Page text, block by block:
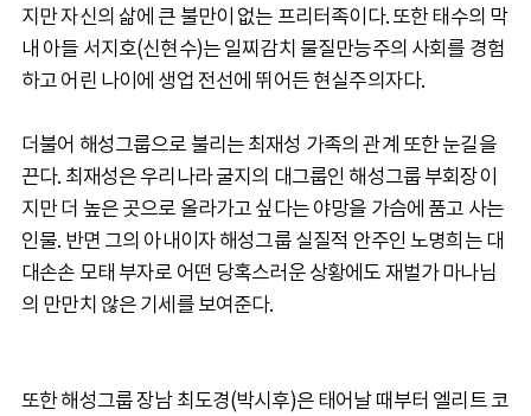
지만 자신의 삶에 큰 불만이 없는 프리터족이다. 또한 태수의 막
내 아들 서지호(신현수)는 일찌감치 물질만능주의 사회를 경험
하고 어린 나이에 생업 전선에 뛰어든 현실주의자다.
더불어 해성그룹으로 불리는 최재성 가족의 관계 또한 눈길을
끈다. 최재성은 우리나라 굴지의 대그룹인 해성그룹 부회장이
지만 더 높은 곳으로 올라가고 싶다는 야망을 가슴에 품고 사는
인물. 반면 그의 아내이자 해성그룹 실질적 안주인 노명희는 대
대손손 모태 부자로 어떤 당혹스러운 상황에도 재벌가 마나님
의 만만치 않은 기세를 보여준다.
또한 해성그룹 장남 최도경(박시후)은 태어날 때부터 엘리트 코